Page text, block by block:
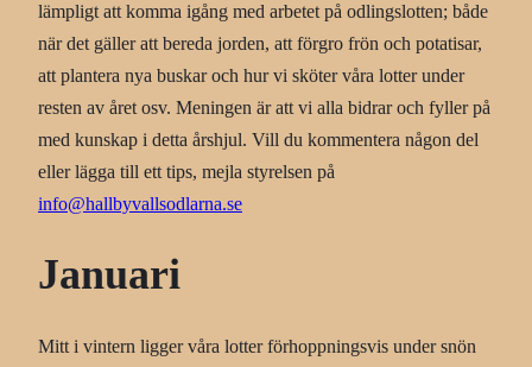
lämpligt att komma igång med arbetet på odlingslotten; både
när det gäller att bereda jorden, att förgro frön och potatisar,
att plantera nya buskar och hur vi sköter våra lotter under
resten av året osv. Meningen är att vi alla bidrar och fyller på
med kunskap i detta årshjul. Vill du kommentera någon del
eller lägga till ett tips, mejla styrelsen på
info@hallbyvallsodlarna.se
Januari
Mitt i vintern ligger våra lotter förhoppningsvis under snön